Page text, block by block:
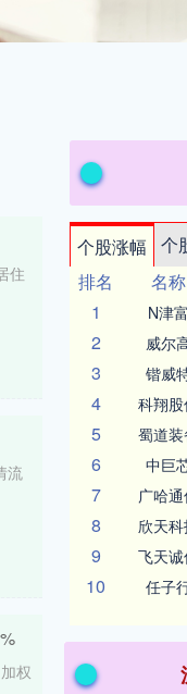
住
流
权
个股涨幅 个
排名
名称
1
N津富
2 威尔
3 锴威
4 科翔股
5 蜀道装
6 中巨
7 广哈
8 欣天
9 飞天诚
10 任子